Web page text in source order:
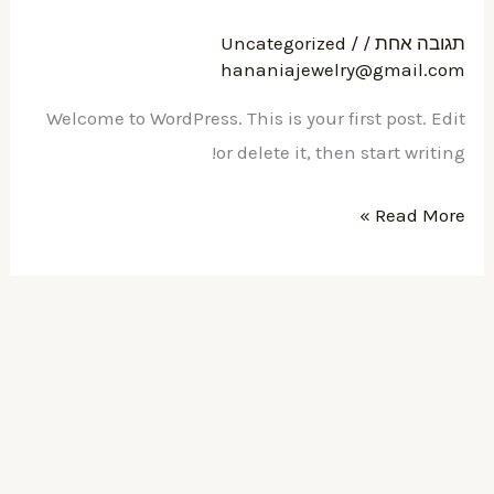
תגובה אחת /
Uncategorized /
hananiajewelry@gmail.com
Welcome to WordPress. This is your first post. Edit
or delete it, then start writing!
Read More »